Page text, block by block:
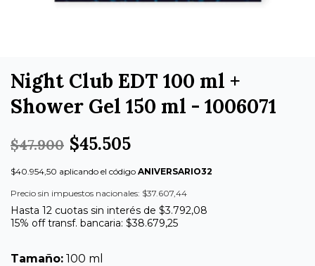
Night Club EDT 100 ml +
Shower Gel 150 ml - 1006071
$47.900 $45.505
$40.954,50 aplicando el código ANIVERSARIO32
Precio sin impuestos nacionales: $37.607,44
Hasta 12 cuotas sin interés de $3.792,08
15% off transf. bancaria: $38.679,25
Tamaño: 100 ml